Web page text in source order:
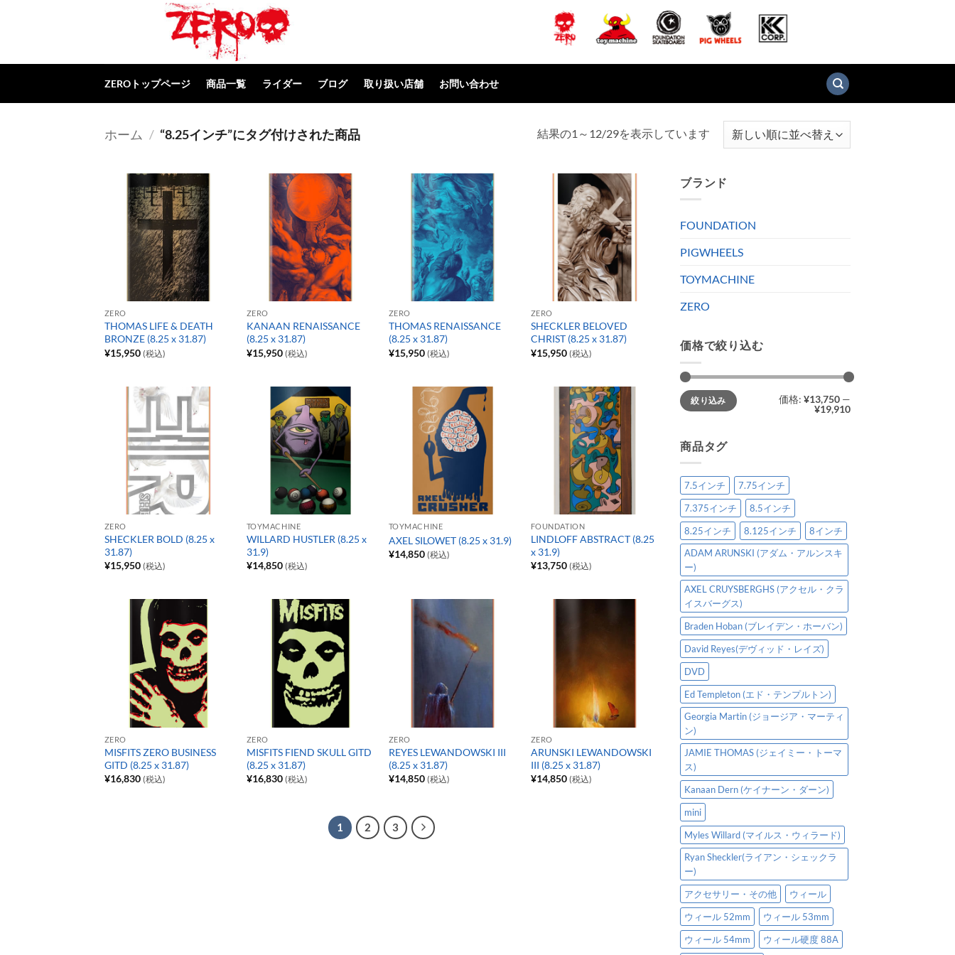
ZEROトップページ 商品一覧 ライダー ブログ 取り扱い店舗 お問い合わせ
ホーム / “8.25インチ”にタグ付けされた商品 結果の1～12/29を表示しています新
順
ZERO
THOMAS LIFE & DEATH
BRONZE (8.25 x 31.87)
¥15,950 (税込)
ZERO
KANAAN RENAISSANCE
(8.25 x 31.87)
¥15,950 (税込)
ZERO
THOMAS RENAISSANCE
(8.25 x 31.87)
¥15,950 (税込)
ZERO
SHECKLER BELOVED
CHRIST (8.25 x 31.87)
¥15,950 (税込)
ZERO
SHECKLER BOLD (8.25 x
31.87)
¥15,950 (税込)
TOYMACHINE
WILLARD HUSTLER (8.25 x
31.9)
¥14,850 (税込)
TOYMACHINE
AXEL SILOWET (8.25 x 31.9)
¥14,850 (税込)
FOUNDATION
LINDLOFF ABSTRACT (8.25
x 31.9)
¥13,750 (税込)
ZERO
MISFITS ZERO BUSINESS
GITD (8.25 x 31.87)
¥16,830 (税込)
ZERO
MISFITS FIEND SKULL GITD
(8.25 x 31.87)
¥16,830 (税込)
ZERO
REYES LEWANDOWSKI III
(8.25 x 31.87)
¥14,850 (税込)
ZERO
ARUNSKI LEWANDOWSKI
III (8.25 x 31.87)
¥14,850 (税込)
1 2 3
ブランド
FOUNDATION
PIGWHEELS
TOYMACHINE
ZERO
価格で絞り込む
最
低
価
最
高
価
絞り込み 価格: ¥13,750 —
¥19,910
商品タグ
7.5インチ
7.75インチ
7.375インチ
8.5インチ
8.25インチ
8.125インチ
8インチ
ADAM ARUNSKI (アダム・アルンスキ
ー)
AXEL CRUYSBERGHS (アクセル・クラ
イスバーグス)
Braden Hoban (ブレイデン・ホーバン)
David Reyes(デヴィッド・レイズ)
DVD
Ed Templeton (エド・テンプルトン)
Georgia Martin (ジョージア・マーティ
ン)
JAMIE THOMAS (ジェイミー・トーマ
ス)
Kanaan Dern (ケイナーン・ダーン)
mini
Myles Willard (マイルス・ウィラード)
Ryan Sheckler(ライアン・シェックラ
ー)
アクセサリー・その他
ウィール
ウィール 52mm
ウィール 53mm
ウィール 54mm
ウィール硬度 88A